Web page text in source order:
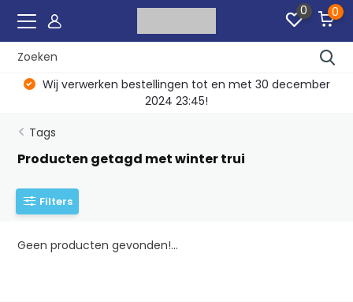
0 0
Wij verwerken bestellingen tot en met 30 december
2024 23:45!
Tags
Producten getagd met winter trui
Filters
Geen producten gevonden!...